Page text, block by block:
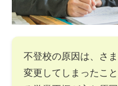
不登校の原因は、さ
変更してしまったこ